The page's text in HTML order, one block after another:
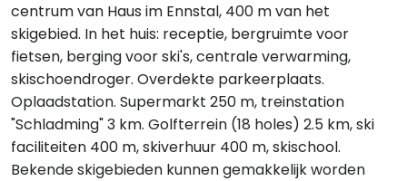
centrum van Haus im Ennstal, 400 m van het
skigebied. In het huis: receptie, bergruimte voor
fietsen, berging voor ski's, centrale verwarming,
skischoendroger. Overdekte parkeerplaats.
Oplaadstation. Supermarkt 250 m, treinstation
"Schladming" 3 km. Golfterrein (18 holes) 2.5 km, ski
faciliteiten 400 m, skiverhuur 400 m, skischool.
Bekende skigebieden kunnen gemakkelijk worden